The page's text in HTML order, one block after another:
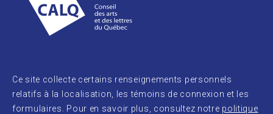
Ce site collecte certains renseignements personnels
relatifs à la localisation, les témoins de connexion et les
formulaires. Pour en savoir plus, consultez notre politique